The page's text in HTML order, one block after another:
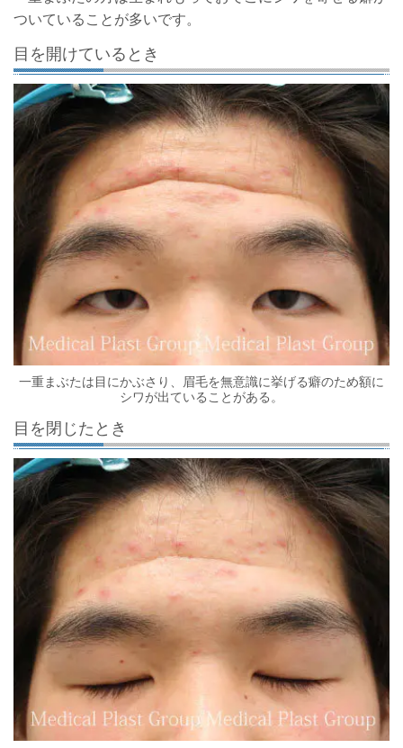
ついていることが多いです。
目を開けているとき
一重まぶたは目にかぶさり、眉毛を無意識に挙げる癖のため額に
シワが出ていることがある。
目を閉じたとき